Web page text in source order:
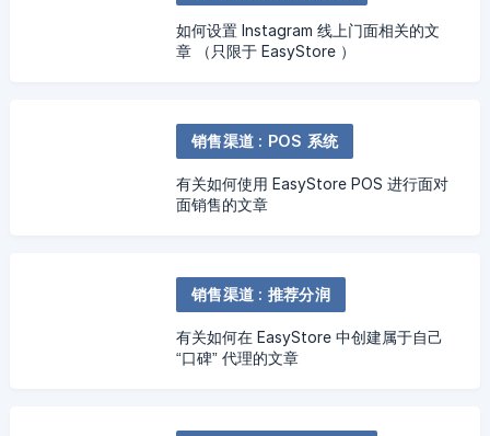
如何设置 Instagram 线上门面相关的文
章 （只限于 EasyStore ）
销售渠道 : POS 系统
有关如何使用 EasyStore POS 进行面对
面销售的文章
销售渠道 : 推荐分润
有关如何在 EasyStore 中创建属于自己
“口碑” 代理的文章